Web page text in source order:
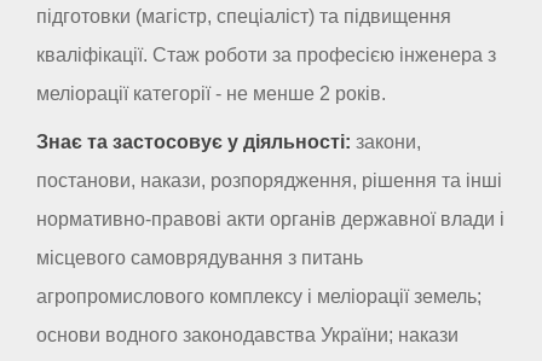
підготовки (магістр, спеціаліст) та підвищення
кваліфікації. Стаж роботи за професією інженера з
меліорації категорії - не менше 2 років.
Знає та застосовує у діяльності: закони,
постанови, накази, розпорядження, рішення та інші
нормативно-правові акти органів державної влади і
місцевого самоврядування з питань
агропромислового комплексу і меліорації земель;
основи водного законодавства України; накази